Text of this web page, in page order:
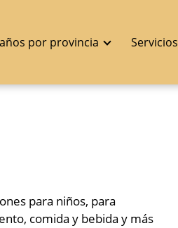
por provincia Servicios
para niños, para
comida y bebida y más